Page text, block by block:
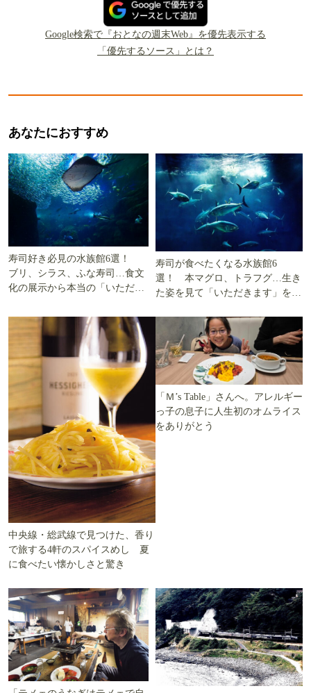
Google検索で『おとなの週末Web』を優先表示する
「優先するソース」とは？
あなたにおすすめ
寿司好き必見の水族館6選！
ブリ、シラス、ふな寿司…食文
化の展示から本当の「いただき
寿司が食べたくなる水族館6
選！ 本マグロ、トラフグ…生き
た姿を見て「いただきます」を考
中央線・総武線で見つけた、香り
で旅する4軒のスパイスめし 夏
に食べたい懐かしさと驚き
「Ｍ’s Table」さんへ。アレルギー
っ子の息子に人生初のオムライス
をありがとう